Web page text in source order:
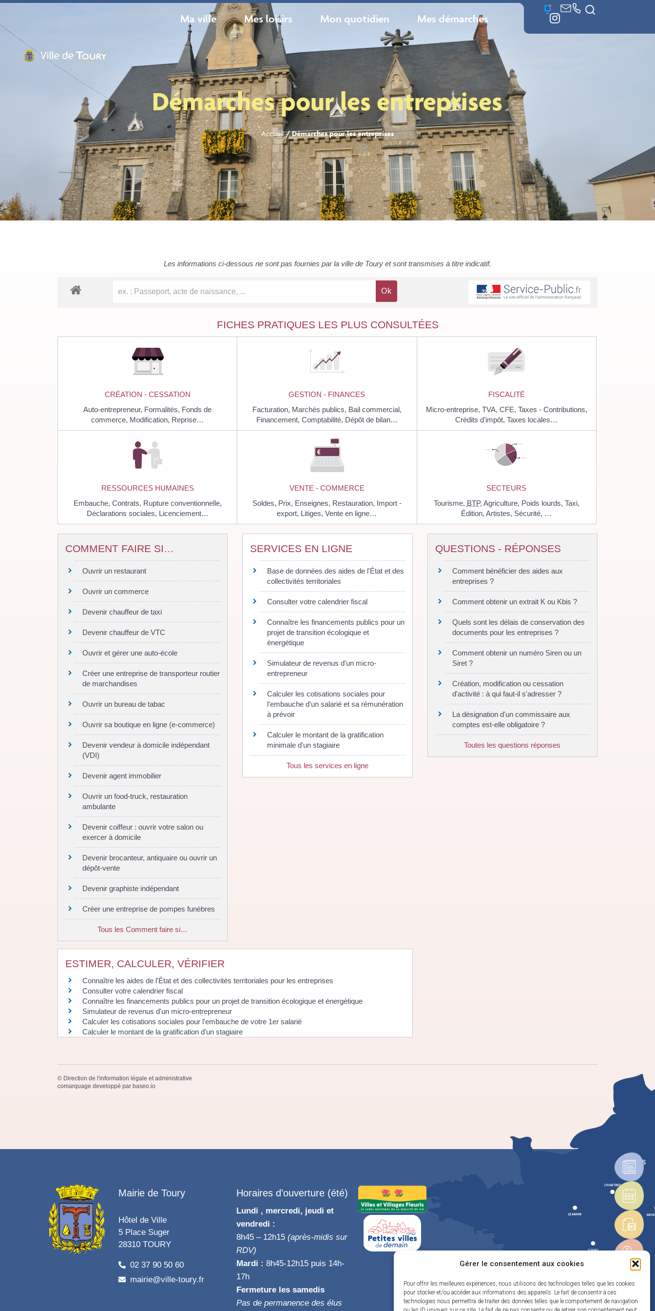
Gérer le consentement aux cookies
Pour offrir les meilleures expériences, nous utilisons des technologies telles que les cookies
pour stocker et/ou accéder aux informations des appareils. Le fait de consentir à ces
technologies nous permettra de traiter des données telles que le comportement de navigation
Ma ville Mes loisirs Mon quotidien Mes démarches
Démarches pour les entreprises
Accueil/Démarches pour les entreprises
Les informations ci-dessous ne sont pas fournies par la ville de Toury et sont transmises à titre indicatif.
FICHES PRATIQUES LES PLUS CONSULTÉES
CRÉATION - CESSATION
Auto-entrepreneur, Formalités, Fonds de
commerce, Modification, Reprise…
GESTION - FINANCES
Facturation, Marchés publics, Bail commercial,
Financement, Comptabilité, Dépôt de bilan…
FISCALITÉ
Micro-entreprise, TVA, CFE, Taxes - Contributions,
Crédits d’impôt,Taxes locales…
RESSOURCES HUMAINES
Embauche, Contrats, Rupture conventionnelle,
Déclarations sociales, Licenciement…
VENTE - COMMERCE
Soldes, Prix, Enseignes, Restauration, Import -
export, Litiges,Vente en ligne…
SECTEURS
Tourisme, BTP, Agriculture, Poids lourds, Taxi,
Édition,Artistes, Sécurité, …
COMMENT FAIRE SI…
Ouvrir un restaurant
Ouvrir un commerce
Devenir chauffeur de taxi
Devenir chauffeur de VTC
Ouvrir et gérer une auto-école
Créer une entreprise de transporteur routier
de marchandises
Ouvrir un bureau de tabac
Ouvrir sa boutique en ligne (e-commerce)
Devenir vendeur à domicile indépendant
(VDI)
Devenir agent immobilier
Ouvrir un food-truck, restauration
ambulante
Devenir coiffeur : ouvrir votre salon ou
exercer à domicile
Devenir brocanteur, antiquaire ou ouvrir un
dépôt-vente
Devenir graphiste indépendant
Créer une entreprise de pompes funèbres
Tous les Comment faire si…
SERVICES EN LIGNE
Base de données des aides de l'État et des
collectivités territoriales
Consulter votre calendrier fiscal
Connaître les financements publics pour un
projet de transition écologique et
énergétique
Simulateur de revenus d'un micro-
entrepreneur
Calculer les cotisations sociales pour
l'embauche d'un salarié et sa rémunération
à prévoir
Calculer le montant de la gratification
minimale d'un stagiaire
Tous les services en ligne
QUESTIONS - RÉPONSES
Comment bénéficier des aides aux
entreprises ?
Comment obtenir un extrait K ou Kbis ?
Quels sont les délais de conservation des
documents pour les entreprises ?
Comment obtenir un numéro Siren ou un
Siret ?
Création, modification ou cessation
d'activité : à qui faut-il s'adresser ?
La désignation d'un commissaire aux
comptes est-elle obligatoire ?
Toutes les questions réponses
ESTIMER, CALCULER, VÉRIFIER
Connaître les aides de l'État et des collectivités territoriales pour les entreprises
Consulter votre calendrier fiscal
Connaître les financements publics pour un projet de transition écologique et énergétique
Simulateur de revenus d'un micro-entrepreneur
Calculer les cotisations sociales pour l'embauche de votre 1er salarié
Calculer le montant de la gratification d'un stagiaire
© Direction de l'information légale et administrative
comarquage developpé par baseo.io
Mairie de Toury
Hôtel de Ville
5 Place Suger
28310 TOURY
02 37 90 50 60
mairie@ville-toury.fr
Horaires d’ouverture (été)
Lundi , mercredi, jeudi et
vendredi :
8h45 – 12h15(après-midis sur
RDV)
Mardi : 8h45-12h15 puis 14h-
17h
Fermeture les samedis
Pas de permanence des élus